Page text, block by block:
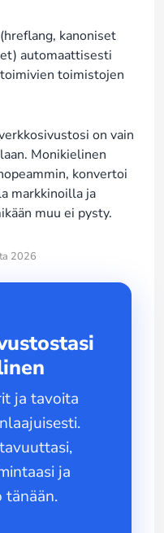
kanoniset
automaattisesti
toimistojen
on vain
Monikielinen
konvertoi
markkinoilla ja
muu ei pysty.
2026
ja tavoita
ja